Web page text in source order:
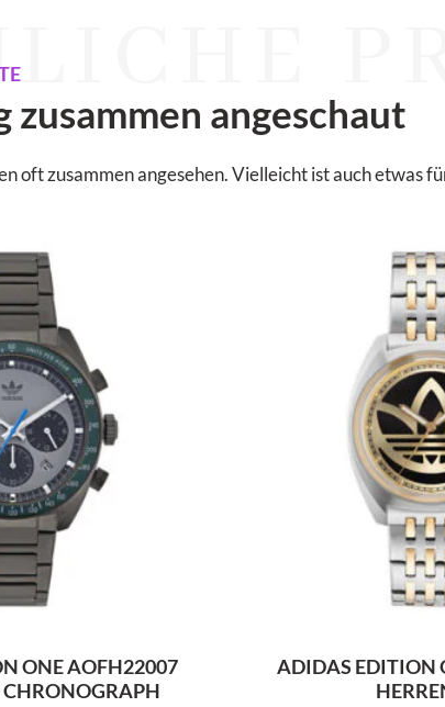
angeschaut
oft zusammen angesehen. Vielleicht ist auch etwas
ONE AOFH22007
ADIDAS EDITION